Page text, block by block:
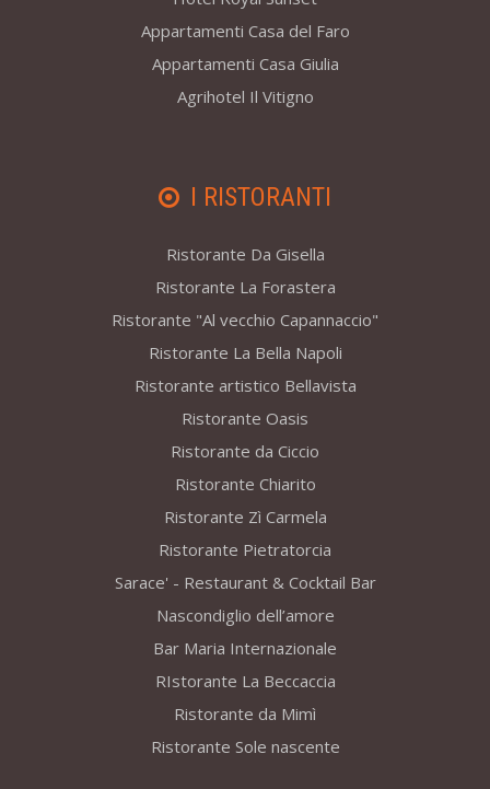
Appartamenti Casa del Faro
Appartamenti Casa Giulia
Agrihotel Il Vitigno
I RISTORANTI
Ristorante Da Gisella
Ristorante La Forastera
Ristorante "Al vecchio Capannaccio"
Ristorante La Bella Napoli
Ristorante artistico Bellavista
Ristorante Oasis
Ristorante da Ciccio
Ristorante Chiarito
Ristorante Zì Carmela
Ristorante Pietratorcia
Sarace' - Restaurant & Cocktail Bar
Nascondiglio dell’amore
Bar Maria Internazionale
RIstorante La Beccaccia
Ristorante da Mimì
Ristorante Sole nascente